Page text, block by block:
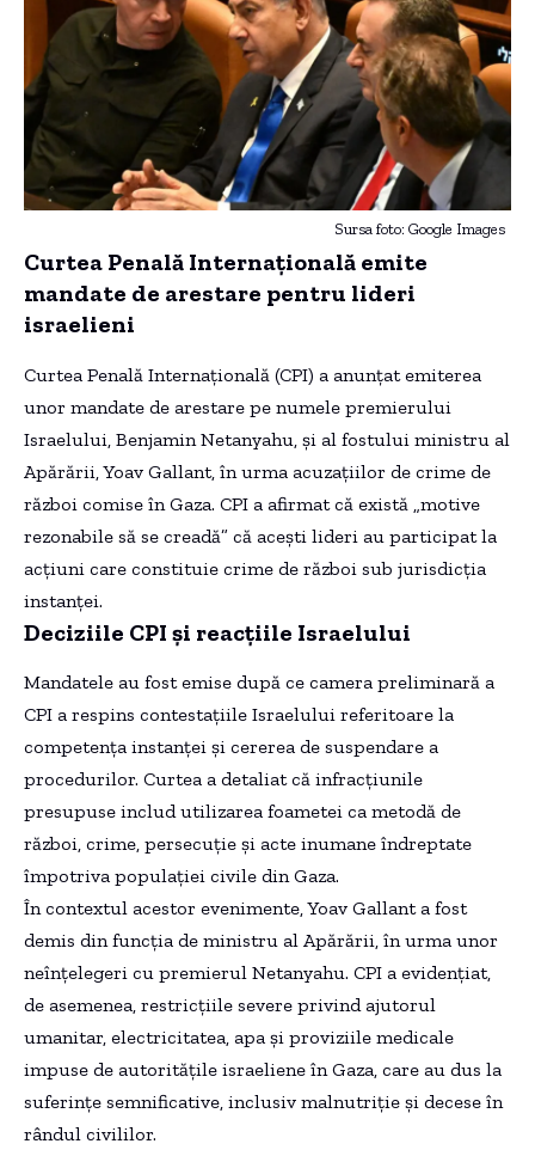
Sursa foto: Google Images
Curtea Penală Internațională emite
mandate de arestare pentru lideri
israelieni
Curtea Penală Internațională (CPI) a anunțat emiterea
unor mandate de arestare pe numele premierului
Israelului, Benjamin Netanyahu, și al fostului ministru al
Apărării, Yoav Gallant, în urma acuzațiilor de crime de
război comise în Gaza. CPI a afirmat că există „motive
rezonabile să se creadă” că acești lideri au participat la
acțiuni care constituie crime de război sub jurisdicția
instanței.
Deciziile CPI și reacțiile Israelului
Mandatele au fost emise după ce camera preliminară a
CPI a respins contestațiile Israelului referitoare la
competența instanței și cererea de suspendare a
procedurilor. Curtea a detaliat că infracțiunile
presupuse includ utilizarea foametei ca metodă de
război, crime, persecuție și acte inumane îndreptate
împotriva populației civile din Gaza.
În contextul acestor evenimente, Yoav Gallant a fost
demis din funcția de ministru al Apărării, în urma unor
neînțelegeri cu premierul Netanyahu. CPI a evidențiat,
de asemenea, restricțiile severe privind ajutorul
umanitar, electricitatea, apa și proviziile medicale
impuse de autoritățile israeliene în Gaza, care au dus la
suferințe semnificative, inclusiv malnutriție și decese în
rândul civililor.